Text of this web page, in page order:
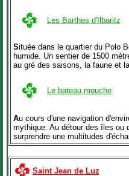
Les Barthes d'Ilbaritz
Située dans le quartier du Polo
humide. Un sentier de 1500
au gré des saisons, la faune et
Le bateau mouche
Au cours d'une navigation
mythique. Au détour des îles ou
surprendre une multitudes
Saint Jean de Luz